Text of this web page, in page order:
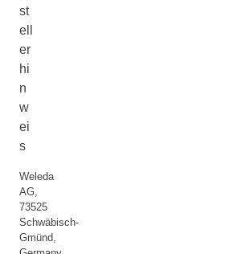
st
ell
er
hi
n
w
ei
s
Weleda
AG,
73525
Schwäbisch-
Gmünd,